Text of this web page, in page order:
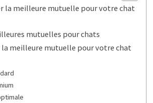
la meilleure mutuelle pour votre chat
mutuelles pour chats
meilleure mutuelle pour votre chat